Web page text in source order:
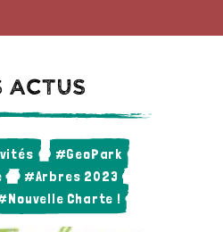
actus
#GeoPark
#Arbres 2023
Charte !